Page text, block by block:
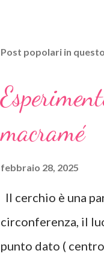
n
m
m
n
o
Post popolari in
macramé
febbraio 28, 2025
Il cerchio è una
circonferenza, il
punto dato (